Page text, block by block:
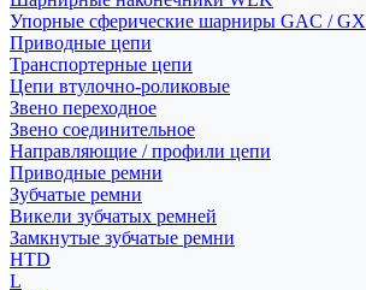
Упорные сферические шарниры GAC / GX
Приводные цепи
Транспортерные цепи
Цепи втулочно-роликовые
Звено переходное
Звено соединительное
Направляющие / профили цепи
Приводные ремни
Зубчатые ремни
Викели зубчатых ремней
Замкнутые зубчатые ремни
HTD
L